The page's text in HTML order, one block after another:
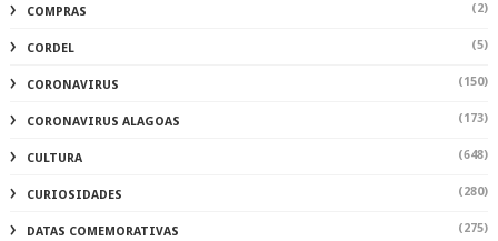
COMPRAS (2)
CORDEL (5)
CORONAVIRUS (150)
CORONAVIRUS ALAGOAS (173)
CULTURA (648)
CURIOSIDADES (280)
DATAS COMEMORATIVAS (275)